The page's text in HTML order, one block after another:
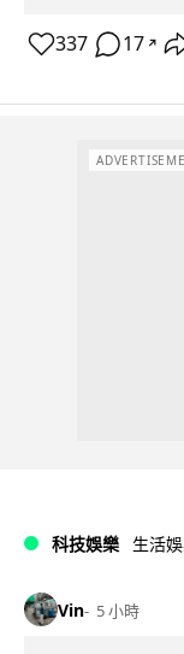
337 17 ↗
科技娛樂 生活
Vin 5 小時